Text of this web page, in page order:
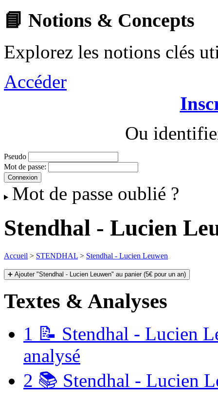
📘 Notions & Concepts
Explorez les notions clés
Accéder
Ou
Pseudo
Mot de passe:
Mot de passe oublié ?
Stendhal - Lucien
Accueil > STENDHAL > Stendhal - Lucien Leuwen
➕ Ajouter "Stendhal - Lucien Leuwen" au panier (5€ pour un an)
Textes & Analyses
1 📝 Stendhal - Lucien
analysé
2 📚 Stendhal - Lucien